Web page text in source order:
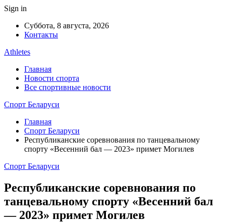
Sign in
Суббота, 8 августа, 2026
Контакты
Athletes
Главная
Новости спорта
Все спортивные новости
Спорт Беларуси
Главная
Спорт Беларуси
Республиканские соревнования по танцевальному
спорту «Весенний бал — 2023» примет Могилев
Спорт Беларуси
Республиканские соревнования по
танцевальному спорту «Весенний бал
— 2023» примет Могилев